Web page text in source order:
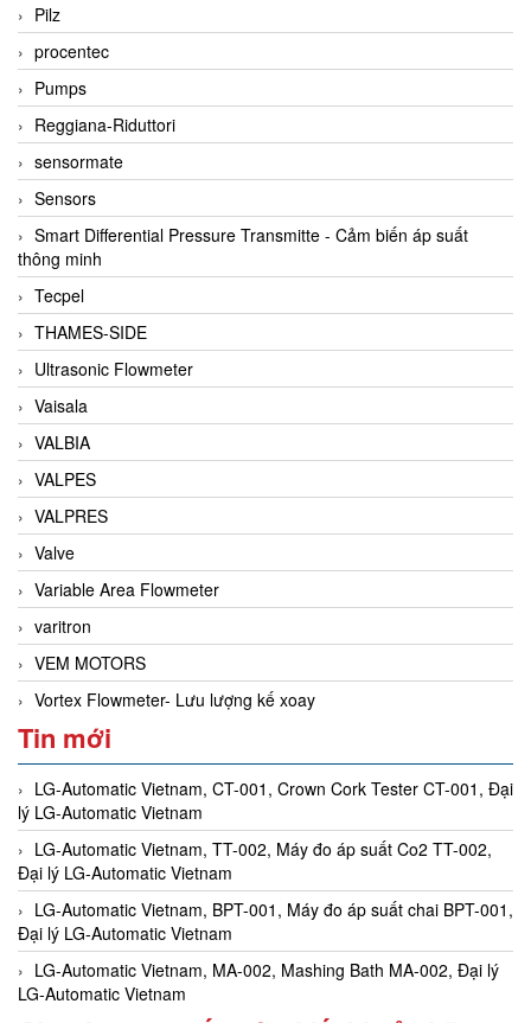
Pilz
procentec
Pumps
Reggiana-Riduttori
sensormate
Sensors
Smart Differential Pressure Transmitte - Cảm biến áp suất
thông minh
Tecpel
THAMES-SIDE
Ultrasonic Flowmeter
Vaisala
VALBIA
VALPES
VALPRES
Valve
Variable Area Flowmeter
varitron
VEM MOTORS
Vortex Flowmeter- Lưu lượng kế xoay
Tin mới
LG-Automatic Vietnam, CT-001, Crown Cork Tester CT-001, Đại
lý LG-Automatic Vietnam
LG-Automatic Vietnam, TT-002, Máy đo áp suất Co2 TT-002,
Đại lý LG-Automatic Vietnam
LG-Automatic Vietnam, BPT-001, Máy đo áp suất chai BPT-001,
Đại lý LG-Automatic Vietnam
LG-Automatic Vietnam, MA-002, Mashing Bath MA-002, Đại lý
LG-Automatic Vietnam